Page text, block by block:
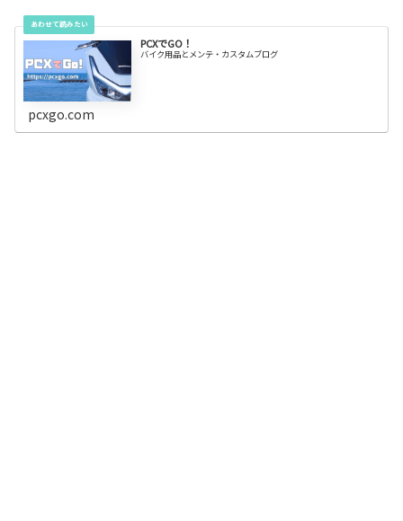
PCXでGO！
バイク用品とメンテ・カスタムブログ
pcxgo.com